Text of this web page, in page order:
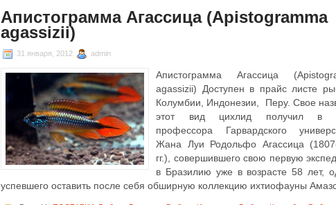
(Apistogramma
Ramirezi
)
Апистограмма Агассица (Apistogramma
agassizii)
31 января, 2012 admin
Апистограмма Агассица
agassizii) Доступен в прайс листе
Колумбии, Индонезии, Перу. Свое
этот вид цихлид получил в
профессора Гарвардского
Жана Луи Родольфо Агассица
гг.), совершившего свою первую
в Бразилию уже в возрасте 58 лет,
успевшего оставить после себя обширную коллекцию ихтиофауны